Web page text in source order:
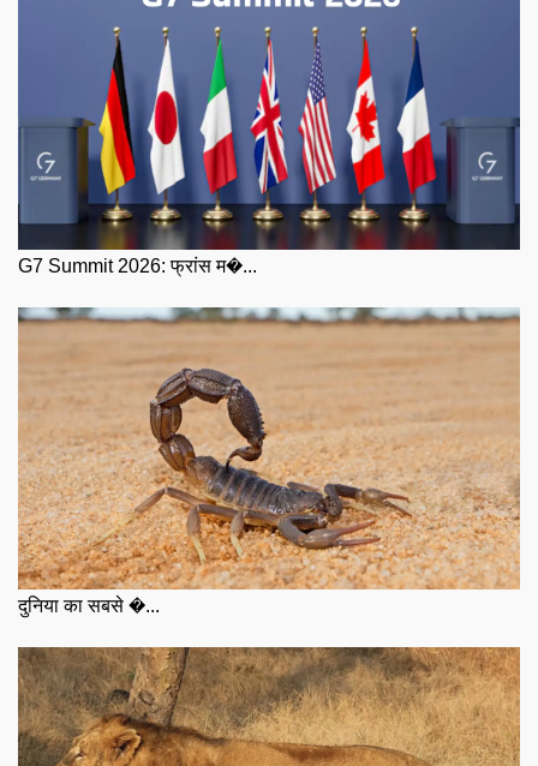
G7 Summit 2026: फ्रांस म�...
दुनिया का सबसे �...